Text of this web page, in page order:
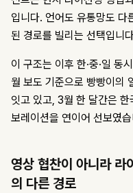
입니다. 언어도 유통망도 다
된 경로를 빌리는 선택입니
이 구조는 이후 한·중·일
월 보도 기준으로 빵빵이의
잇고 있고, 3월 한 달간은 한
보레이션을 연이어 선보였
영상 협찬이 아니라 라
의 다른 경로